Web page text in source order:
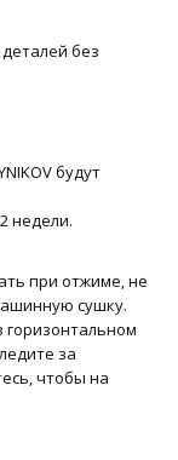
без
будут
недели.
при отжиме, не
сушку.
за
чтобы на